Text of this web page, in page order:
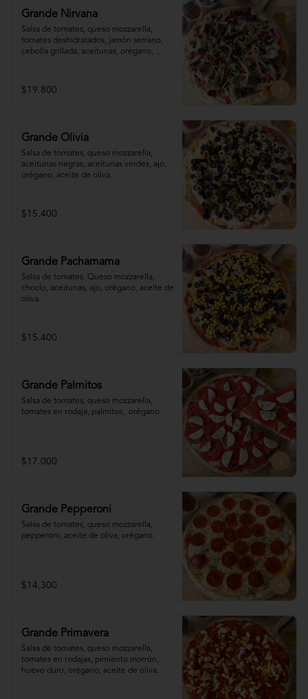
Grande Nirvana
Salsa de tomates, queso mozzarella,
tomates deshidratados, jamón serrano,
cebolla grillada, aceitunas, orégano,
$19.800
Grande Olivia
Salsa de tomates, queso mozzarella,
aceitunas negras, aceitunas verdes, ajo,
orégano, aceite de oliva.
$15.400
Grande Pachamama
Salsa de tomates. Queso mozzarella,
choclo, aceitunas, ajo, orégano, aceite de
oliva.
$15.400
Grande Palmitos
Salsa de tomates, queso mozzarella,
tomates en rodaja, palmitos,  orégano.
$17.000
Grande Pepperoni
Salsa de tomates, queso mozzarella,
pepperoni, aceite de oliva, orégano.
$14.300
Grande Primavera
Salsa de tomates, queso mozzarella,
tomates en rodajas, pimiento morrón,
huevo duro, orégano, aceite de oliva.